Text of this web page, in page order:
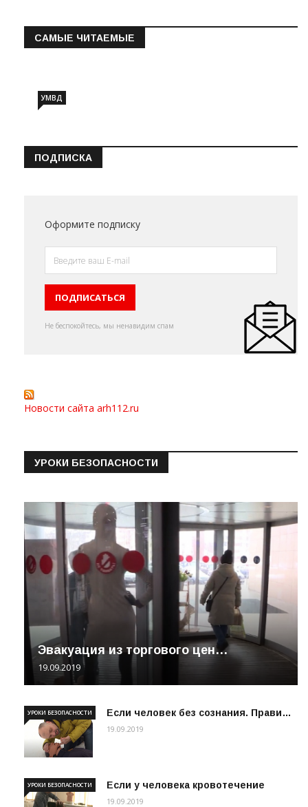
САМЫЕ ЧИТАЕМЫЕ
УМВД
ПОДПИСКА
Оформите подписку
Не беспокойтесь, мы ненавидим спам
Новости сайта arh112.ru
УРОКИ БЕЗОПАСНОСТИ
Эвакуация из торгового цен…
19.09.2019
Если человек без сознания. Прави…
УРОКИ БЕЗОПАСНОСТИ
19.09.2019
Если у человека кровотечение
УРОКИ БЕЗОПАСНОСТИ
19.09.2019